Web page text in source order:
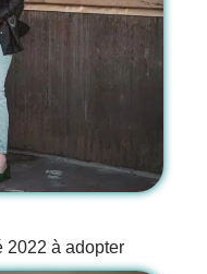
2022 à adopter